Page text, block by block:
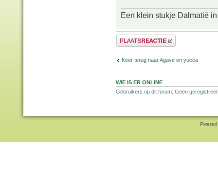
Een klein stukje Dalmatië
Plaats een reactie
Keer terug naar Agave en yucca
WIE IS ER ONLINE
Gebruikers op dit forum: Geen